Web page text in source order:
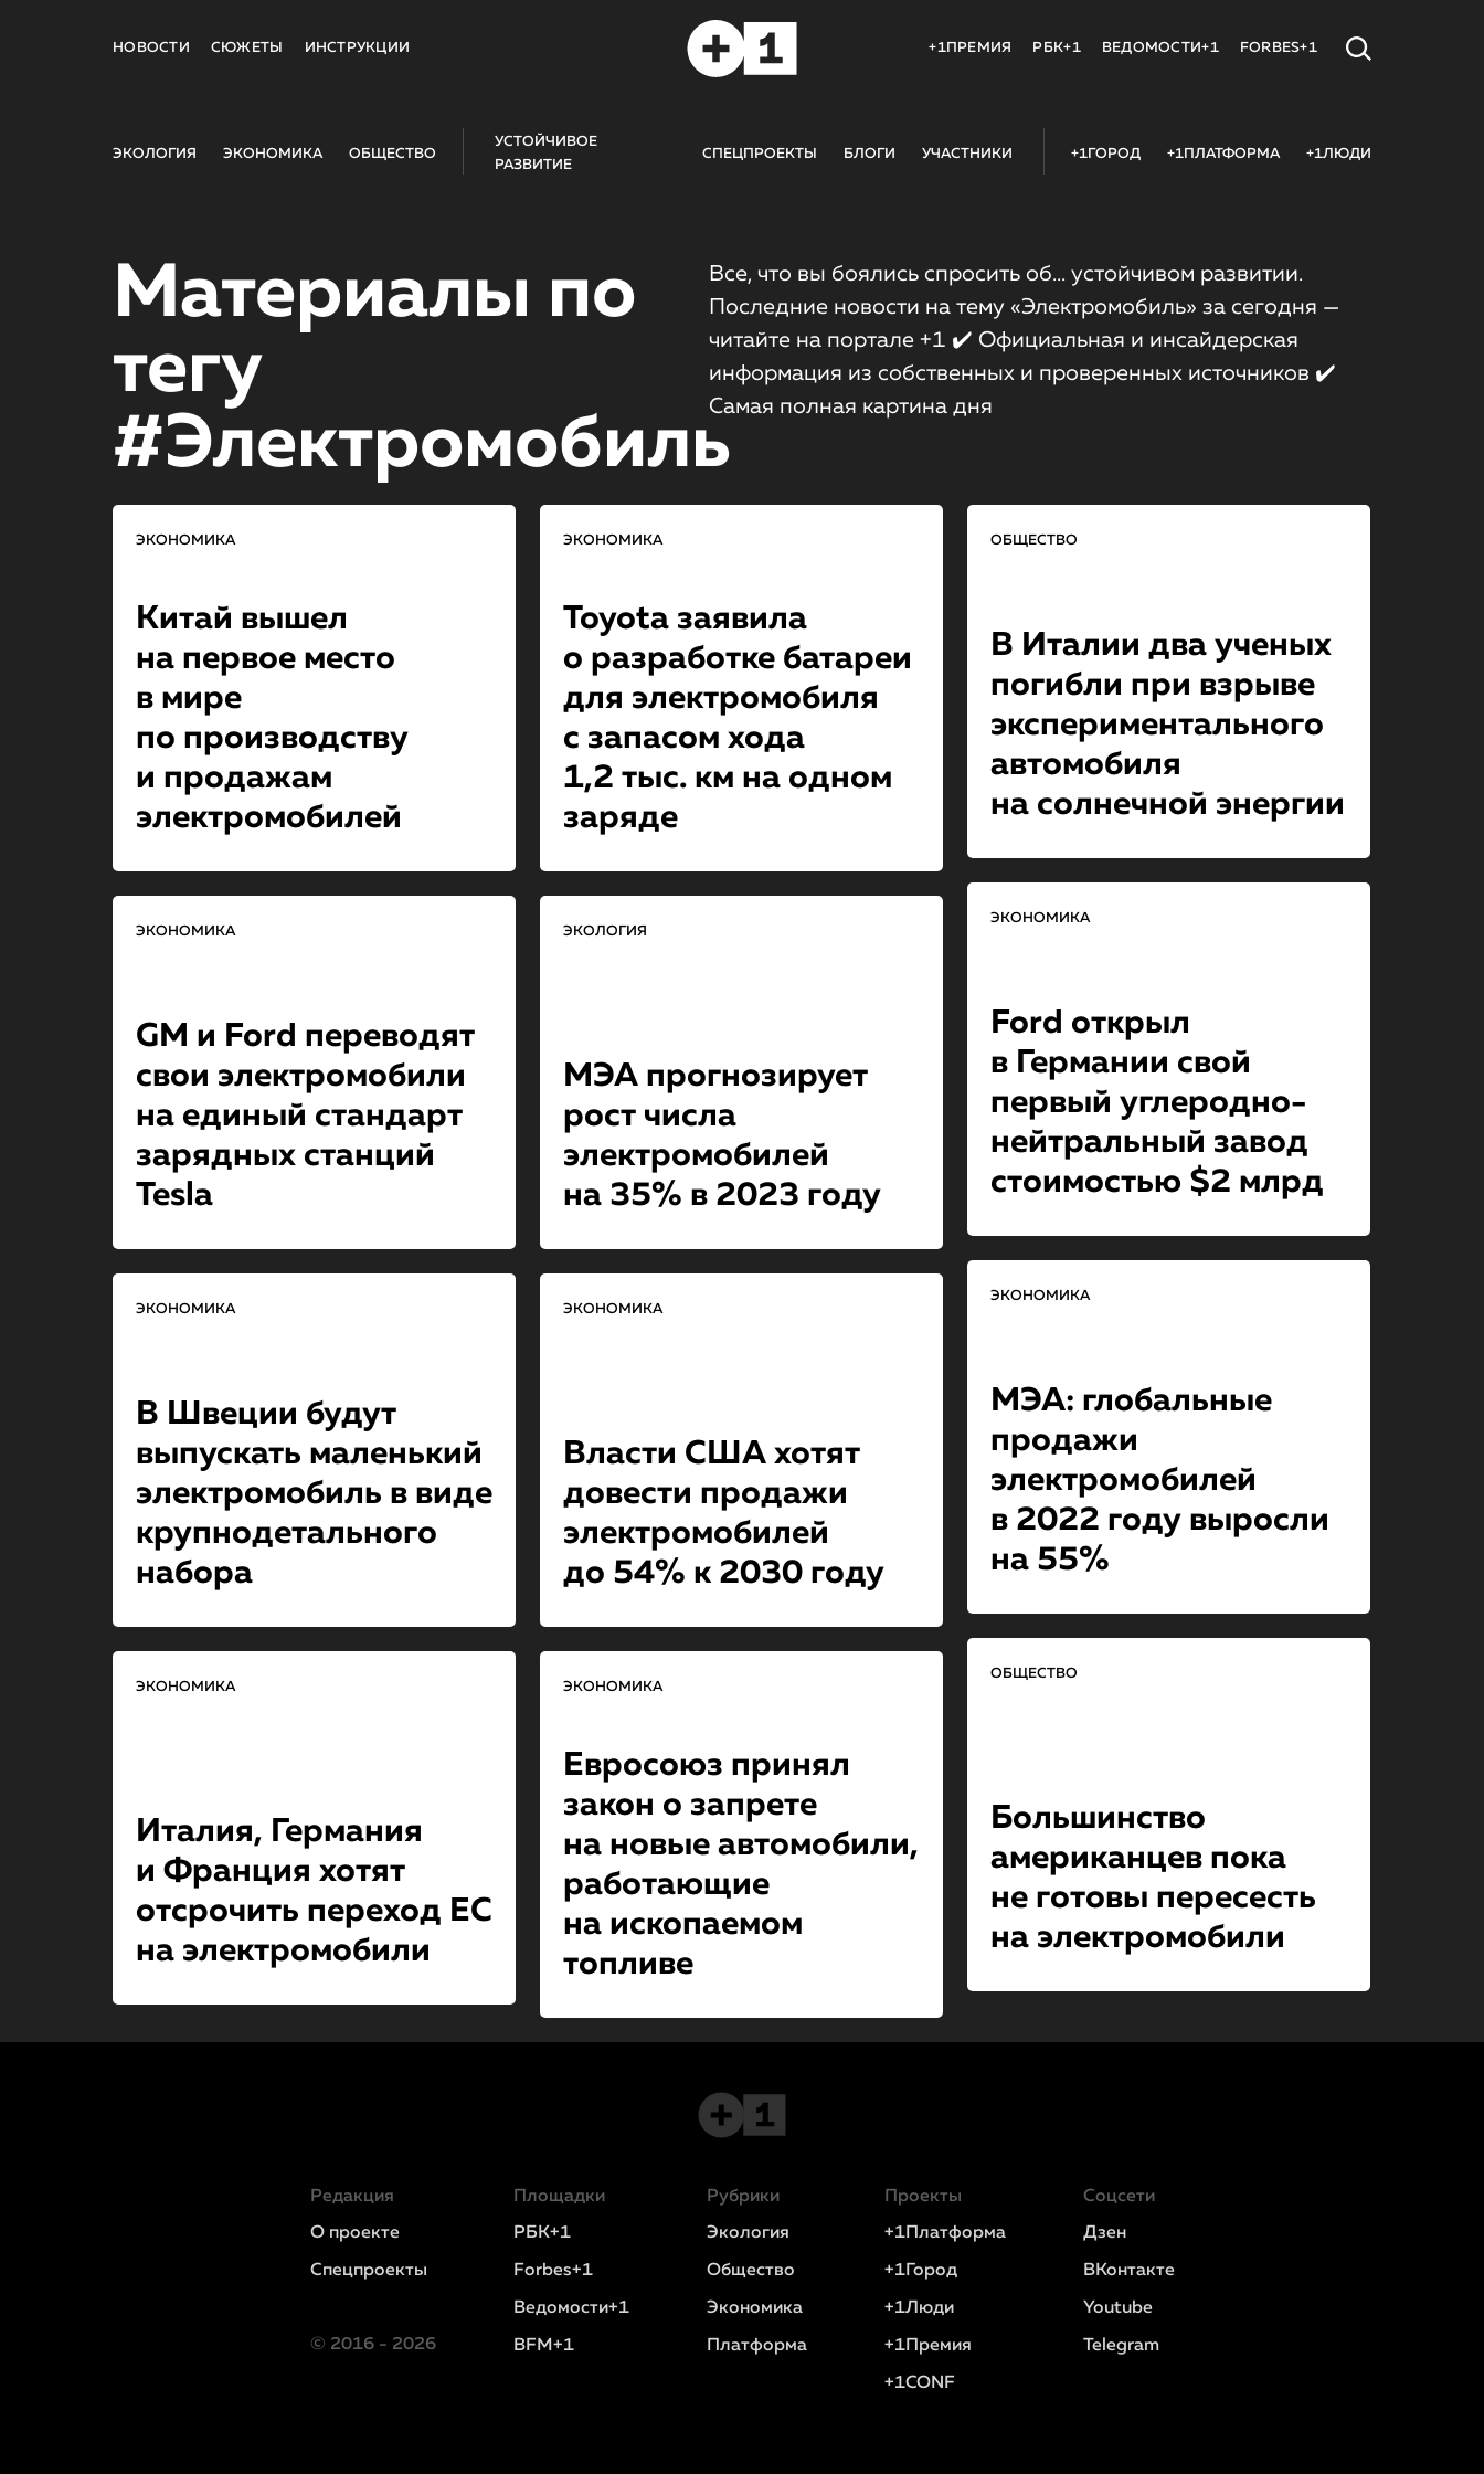
НОВОСТИ СЮЖЕТЫ ИНСТРУКЦИИ +1ПРЕМИЯ РБК+1 ВЕДОМОСТИ+1 FORBES+1
ЭКОЛОГИЯ ЭКОНОМИКА ОБЩЕСТВО
УСТОЙЧИВОЕ
РАЗВИТИЕ
СПЕЦПРОЕКТЫ БЛОГИ УЧАСТНИКИ +1ГОРОД +1ПЛАТФОРМА +1ЛЮДИ
Материалы по
тегу
#Электромобиль
Все, что вы боялись спросить об... устойчивом развитии.
Последние новости на тему «Электромобиль» за сегодня —
читайте на портале +1 ✔️ Официальная и инсайдерская
информация из собственных и проверенных источников ✔️
Самая полная картина дня
ЭКОНОМИКА
Китай вышел
на первое место
в мире
по производству
и продажам
электромобилей
ЭКОНОМИКА
Toyota заявила
о разработке батареи
для электромобиля
с запасом хода
1,2 тыс. км на од­ном
заряде
ОБЩЕСТВО
В Италии два ученых
погибли при взрыве
эксперименталь­но­го
автомобиля
на солнечной энергии
ЭКОНОМИКА
Ford открыл
в Германии свой
первый углеродно-
ней­траль­ный завод
стоимостью $2 млрд
ЭКОНОМИКА
GM и Ford переводят
свои электромобили
на единый стандарт
зарядных станций
Tesla
ЭКОЛОГИЯ
МЭА прогнозирует
рост числа
электромобилей
на 35% в 2023 году
ЭКОНОМИКА
МЭА: глобальные
продажи
электромобилей
в 2022 году выросли
на 55%
ЭКОНОМИКА
В Швеции будут
выпускать маленький
электромобиль в виде
крупнодеталь­но­го
набора
ЭКОНОМИКА
Власти США хотят
довести продажи
электромобилей
до 54% к 2030 году
ОБЩЕСТВО
Большинство
американцев пока
не готовы пересесть
на электромо­би­ли
ЭКОНОМИКА
Италия, Германия
и Франция хотят
отсрочить переход ЕС
на электромо­би­ли
ЭКОНОМИКА
Евросоюз принял
закон о запрете
на новые автомобили,
работающие
на ископаемом
топливе
Редакция
О проекте
Спецпроекты
© 2016 - 2026
Площадки
РБК+1
Forbes+1
Ведомости+1
BFM+1
Рубрики
Экология
Общество
Экономика
Платформа
Проекты
+1Платформа
+1Город
+1Люди
+1Премия
+1CONF
Соцсети
Дзен
ВКонтакте
Youtube
Telegram